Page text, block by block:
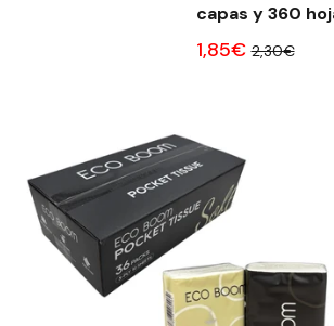
capas y 360
1,85€ 2,30€